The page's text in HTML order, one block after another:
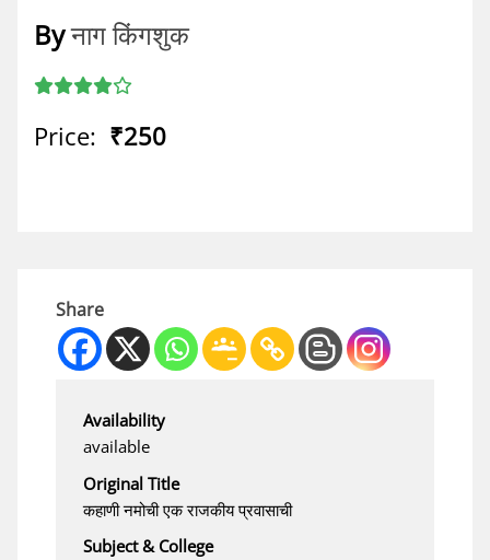
Byनाग किंगशुक
Price: ₹250
Share
Availability
available
Original Title
कहाणी नमोची एक राजकीय प्रवासाची
Subject & College